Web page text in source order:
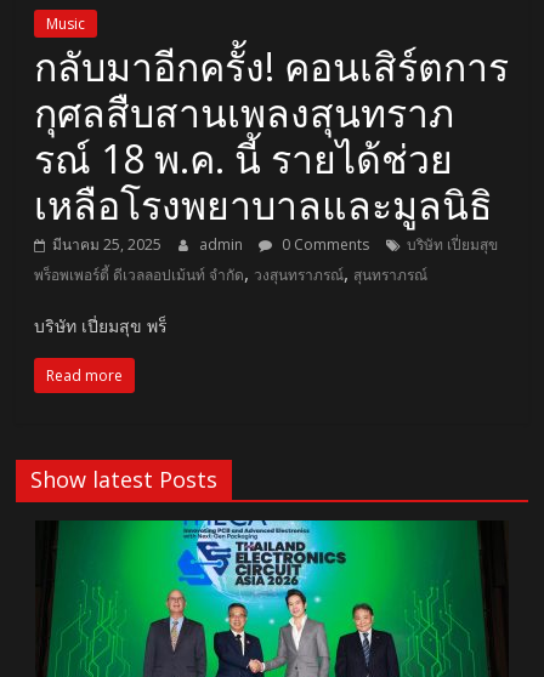
Music
กลับมาอีกครั้ง! คอนเสิร์ตการ
กุศลสืบสานเพลงสุนทราภ
รณ์ 18 พ.ค. นี้ รายได้ช่วย
เหลือโรงพยาบาลและมูลนิธิ
มีนาคม 25, 2025 admin 0 Comments
บริษัท เปี่ยมสุข
พร็อพเพอร์ตี้ ดีเวลลอปเม้นท์ จำกัด, วงสุนทราภรณ์, สุนทราภรณ์
บริษัท เปี่ยมสุข พร็
Read more
Show latest Posts